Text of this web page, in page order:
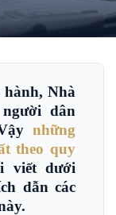
Nhà
dân
những
theo quy
viết dưới
dẫn các